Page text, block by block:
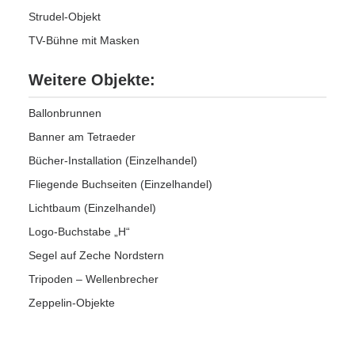
Strudel-Objekt
TV-Bühne mit Masken
Weitere Objekte:
Ballonbrunnen
Banner am Tetraeder
Bücher-Installation (Einzelhandel)
Fliegende Buchseiten (Einzelhandel)
Lichtbaum (Einzelhandel)
Logo-Buchstabe „H“
Segel auf Zeche Nordstern
Tripoden – Wellenbrecher
Zeppelin-Objekte